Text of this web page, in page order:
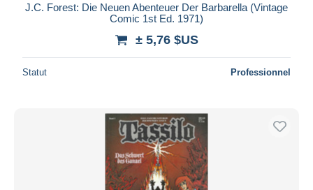
J.C. Forest: Die Neuen Abenteuer Der Barbarella (Vintage
Comic 1st Ed. 1971)
± 5,76 $US
Statut Professionnel